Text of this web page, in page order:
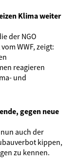
Klima weiter
der NGO
WWF, zeigt:
reagieren
und
gegen neue
auch der
kippen,
zu kennen.